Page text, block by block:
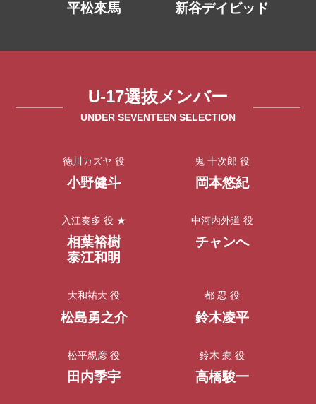
平松來馬 新谷デイビッド
U-17選抜メンバー
UNDER SEVENTEEN SELECTION
徳川カズヤ 役
小野健斗
鬼 十次郎 役
岡本悠紀
入江奏多 役 ★
相葉裕樹
泰江和明
中河内外道 役
チャンへ
大和祐大 役
松島勇之介
都 忍 役
鈴木凌平
松平親彦 役
田内季宇
鈴木 惷 役
高橋駿一